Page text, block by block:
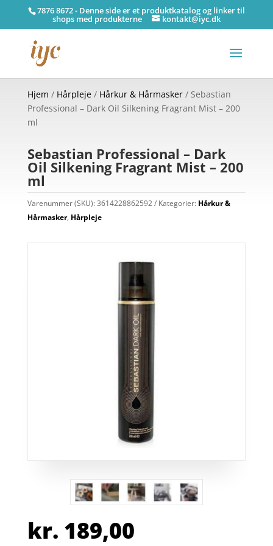
7876 8672 - Denne side er et produktkatalog og linker til
shops med produkterne kontakt@iyc.dk
Hjem / Hårpleje/ Hårkur & Hårmasker/ Sebastian
Professional – Dark Oil Silkening Fragrant Mist – 200
ml
Sebastian Professional – Dark
Oil Silkening Fragrant Mist – 200
ml
Varenummer (SKU):3614228862592 Kategorier: Hårkur &
Hårmasker, Hårpleje
kr. 189,00